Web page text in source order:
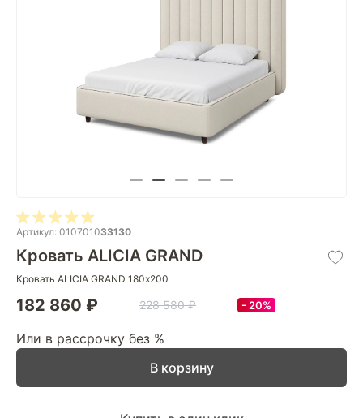
Артикул: 010701033130
Кровать ALICIA GRAND
Кровать ALICIA GRAND 180х200
182 860 ₽ 228 580 ₽ 20%
Или в рассрочку без %
В корзину